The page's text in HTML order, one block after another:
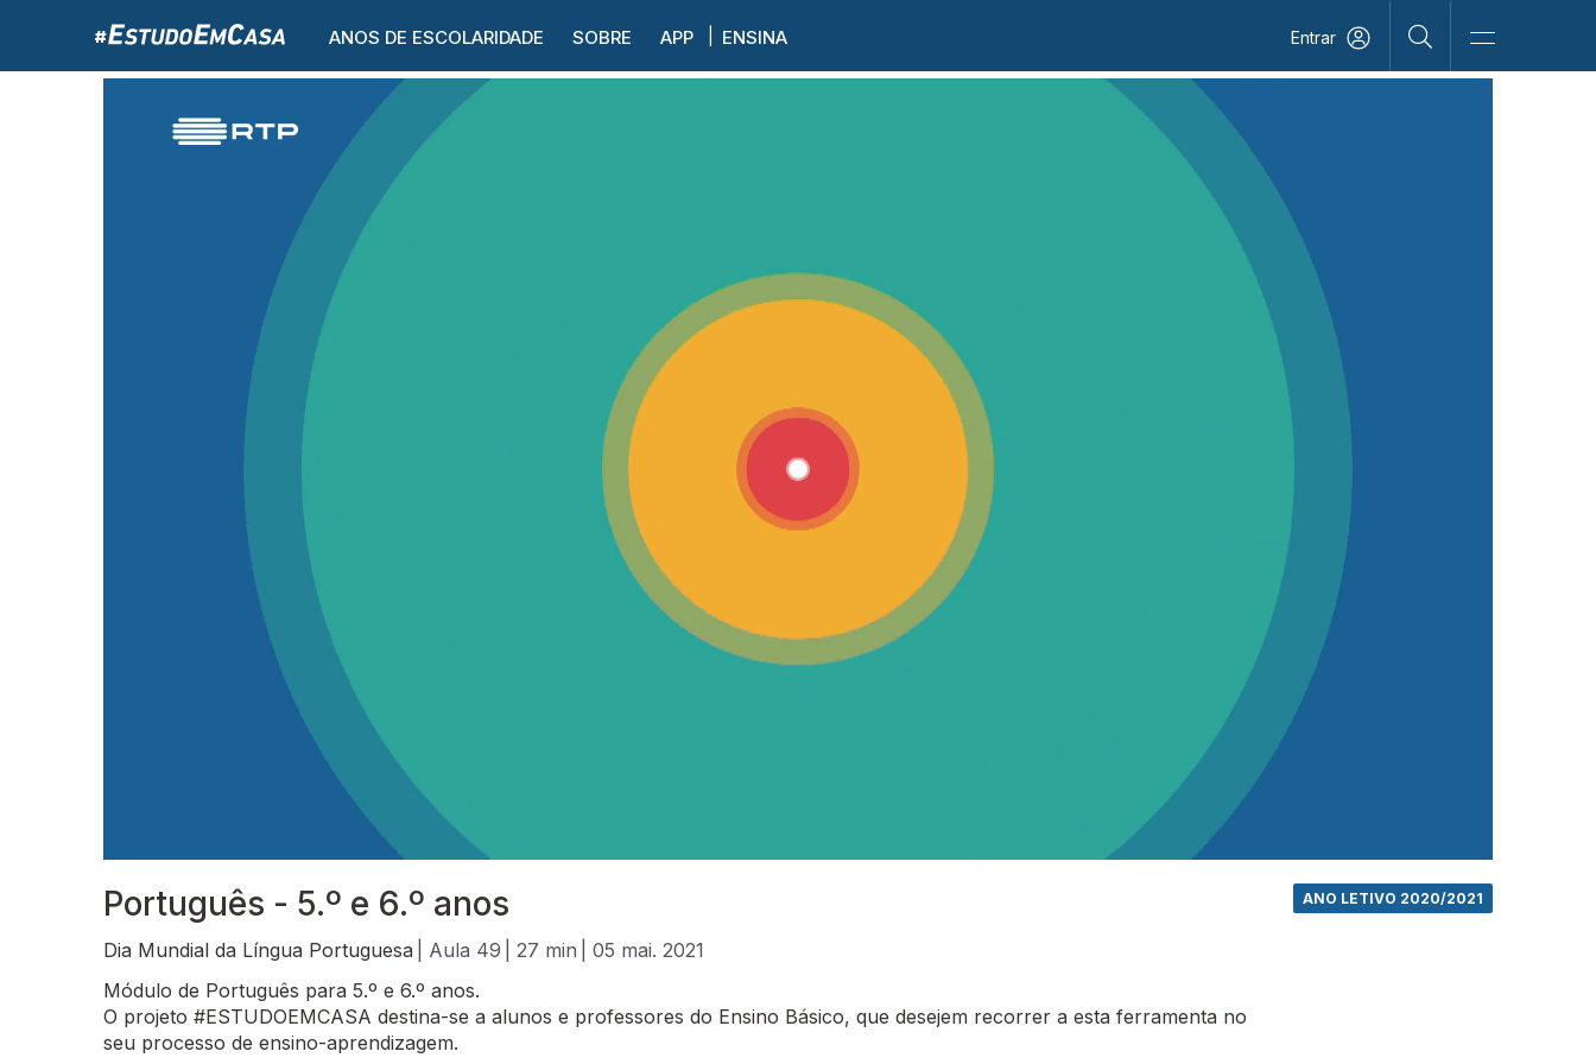
ANOS DE ESCOLARIDADE SOBRE APP ENSINA Entrar
Português - 5.º e 6.º anos
Dia Mundial da Língua Portuguesa | Aula 49 | 27 min | 05 mai. 2021
ANO LETIVO 2020/2021
Módulo de Português para 5.º e 6.º anos.
O projeto #ESTUDOEMCASA destina-se a alunos e professores do Ensino Básico, que desejem recorrer a esta ferramenta no
seu processo de ensino-aprendizagem.